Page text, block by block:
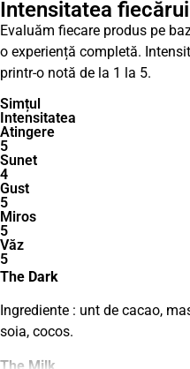
Intensitatea
Evaluăm fiecare produs pe
o experiență completă.
printr-o notă de la 1 la 5.
Simțul
Intensitatea
Atingere
5
Sunet
4
Gust
5
Miros
5
Văz
5
The Dark
Ingrediente : unt de cacao,
soia, cocos.
The Milk